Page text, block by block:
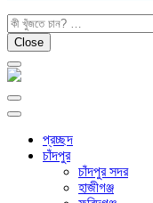
Close
প্রচ্ছদ
চাঁদপুর
চাঁদপুর সদর
হাজীগঞ্জ